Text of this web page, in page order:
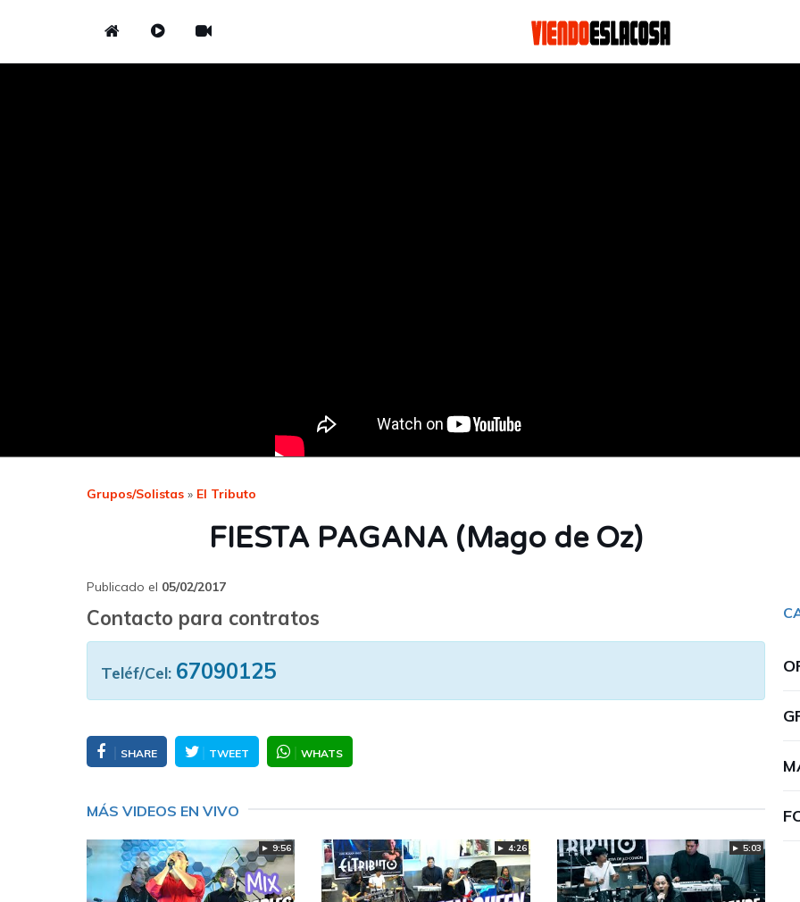
Grupos/Solistas » El Tributo
FIESTA PAGANA (Mago de Oz)
Publicado el 05/02/2017
Contacto para contratos
Teléf/Cel: 67090125
SHARE TWEET WHATS
MÁS VIDEOS EN VIVO
► 9:56 ► 4:26 ► 5:03